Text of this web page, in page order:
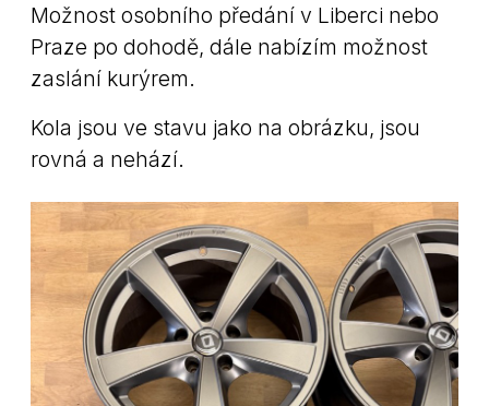
Možnost osobního předání v Liberci nebo
Praze po dohodě, dále nabízím možnost
zaslání kurýrem.
Kola jsou ve stavu jako na obrázku, jsou
rovná a nehází.